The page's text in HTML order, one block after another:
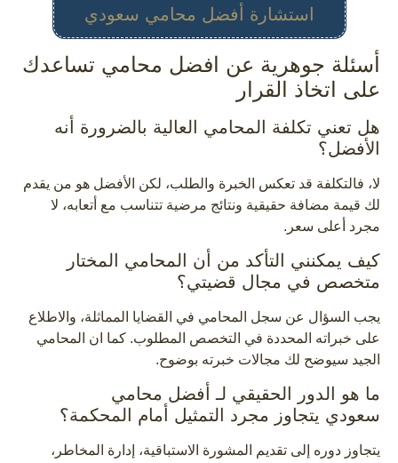
استشارة أفضل محامي سعودي
أسئلة جوهرية عن افضل محامي تساعدك
على اتخاذ القرار
هل تعني تكلفة المحامي العالية بالضرورة أنه
الأفضل؟
لا، فالتكلفة قد تعكس الخبرة والطلب، لكن الأفضل هو من يقدم
لك قيمة مضافة حقيقية ونتائج مرضية تتناسب مع أتعابه، لا
مجرد أعلى سعر.
كيف يمكنني التأكد من أن المحامي المختار
متخصص في مجال قضيتي؟
يجب السؤال عن سجل المحامي في القضايا المماثلة، والاطلاع
على خبراته المحددة في التخصص المطلوب. كما ان المحامي
الجيد سيوضح لك مجالات خبرته بوضوح.
ما هو الدور الحقيقي لـ أفضل محامي
سعودي يتجاوز مجرد التمثيل أمام المحكمة؟
يتجاوز دوره إلى تقديم المشورة الاستباقية، إدارة المخاطر،